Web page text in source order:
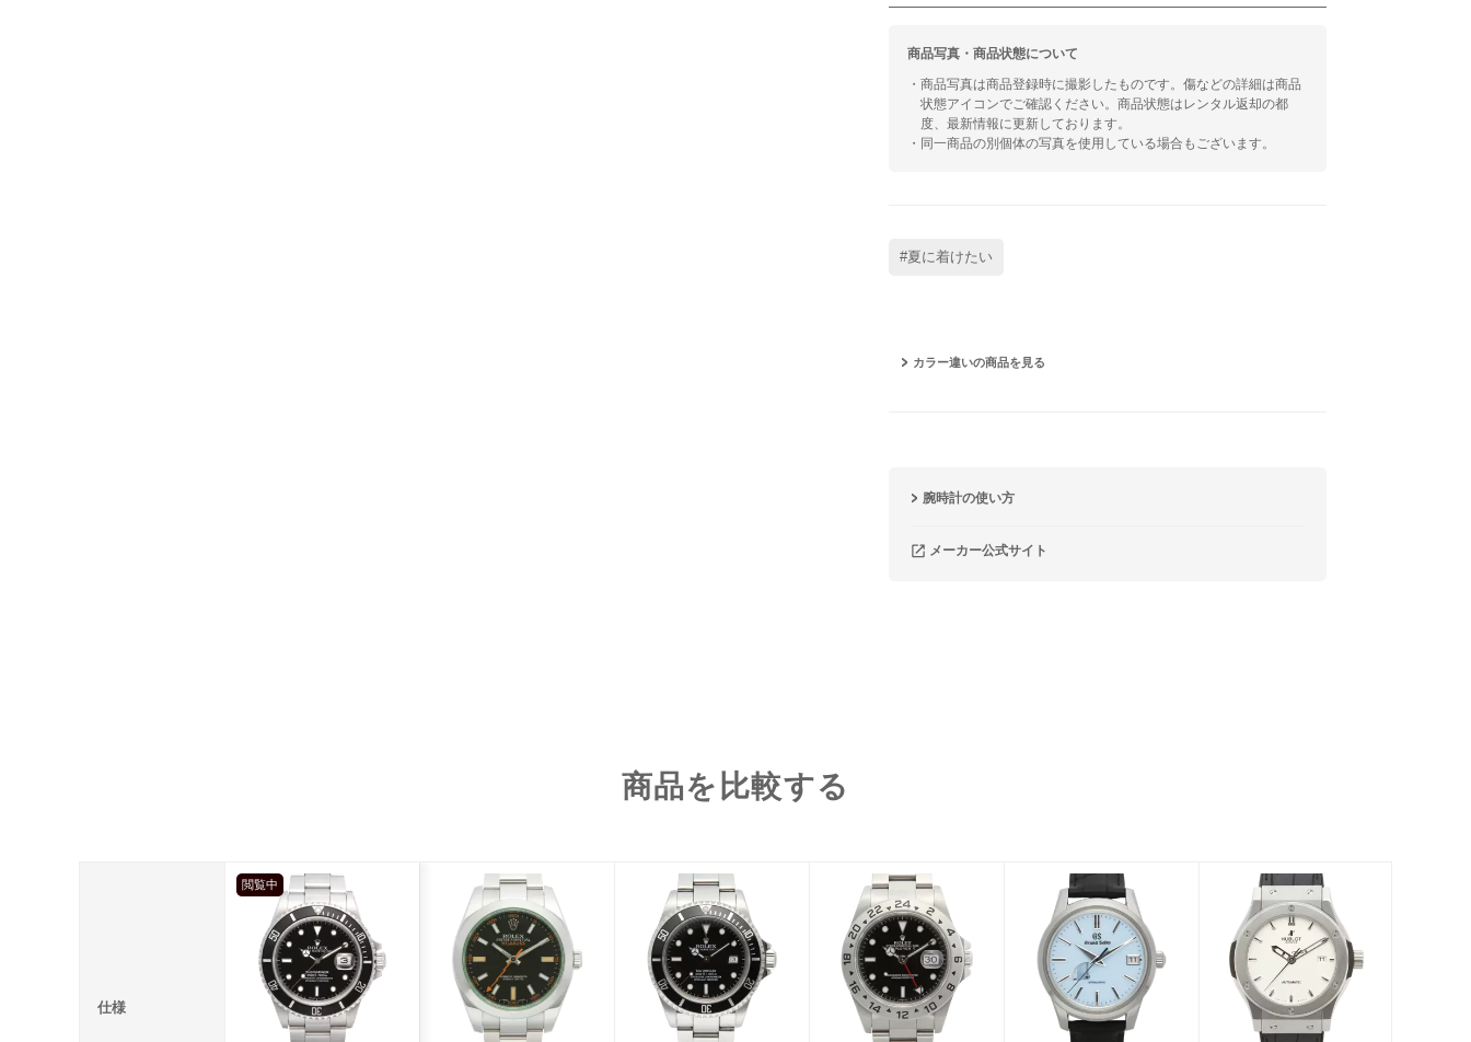
商品写真・商品状態について
・商品写真は商品登録時に撮影したものです。傷などの詳細は商品
状態アイコンでご確認ください。商品状態はレンタル返却の都
度、最新情報に更新しております。
・同一商品の別個体の写真を使用している場合もございます。
#夏に着けたい
カラー違いの商品を見る
腕時計の使い方
メーカー公式サイト
商品を比較する
仕様
閲覧中